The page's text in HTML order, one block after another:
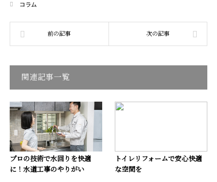
コラム
関連記事一覧
プロの技術で水回りを快適
に！水道工事のやりがい
トイレリフォームで安心快適
な空間を